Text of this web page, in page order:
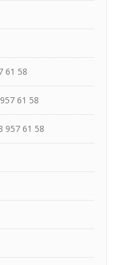
61 58
61 58
957 61 58